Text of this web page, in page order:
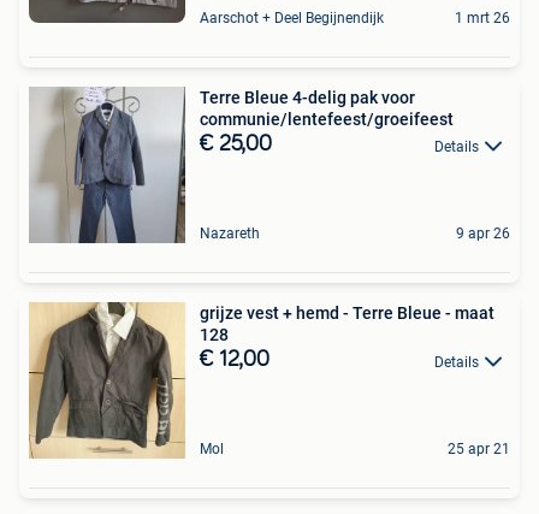
Aarschot + Deel Begijnendijk 1 mrt 26
Terre Bleue 4-delig pak voor
communie/lentefeest/groeifeest
€ 25,00 Details
Nazareth 9 apr 26
grijze vest + hemd - Terre Bleue - maat
128
€ 12,00 Details
Mol 25 apr 21